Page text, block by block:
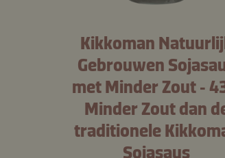
Kikkoman
Gebrouwen
met Minder Zout ‑
Minder Zout dan
traditionele
Sojasaus